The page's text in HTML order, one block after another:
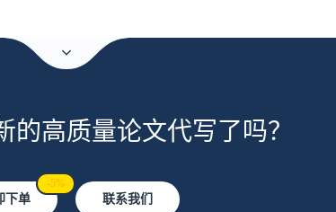
的高质量论文代写了吗？
下单
-5%
联系我们